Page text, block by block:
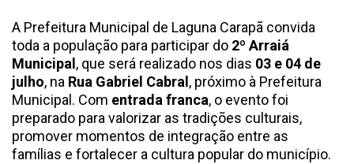
A Prefeitura Municipal de Laguna Carapã convida
toda a população para participar do 2º Arraiá
Municipal , que será realizado nos dias 03 e 04 de
julho, na Rua Gabriel Cabral , próximo à Prefeitura
Municipal. Com entrada franca, o evento foi
preparado para valorizar as tradições culturais,
promover momentos de integração entre as
famílias e fortalecer a cultura popular do município.